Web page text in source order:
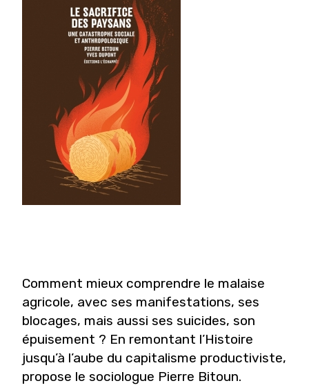
Comment mieux comprendre le malaise
agricole, avec ses manifestations, ses
blocages, mais aussi ses suicides, son
épuisement ? En remontant l’Histoire
jusqu’à l’aube du capitalisme productiviste,
propose le sociologue Pierre Bitoun.